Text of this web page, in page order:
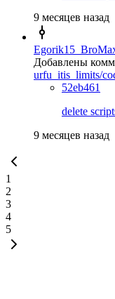
9 месяцев назад
Добавлены
urfu_itis_limits/
52eb461
delete
9 месяцев назад
1
2
3
4
5